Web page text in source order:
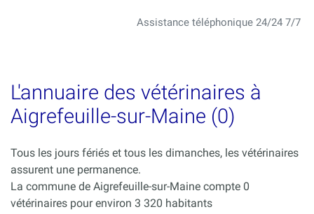
Assistance téléphonique 24/24 7/7
L'annuaire des vétérinaires à
Aigrefeuille-sur-Maine (0)
Tous les jours fériés et tous les dimanches, les vétérinaires
assurent une permanence.
La commune de Aigrefeuille-sur-Maine compte 0
vétérinaires pour environ 3 320 habitants